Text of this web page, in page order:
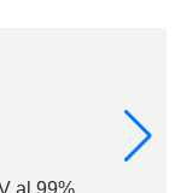
al 99%